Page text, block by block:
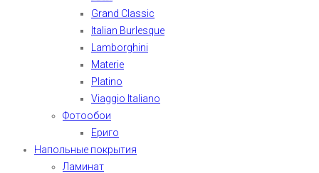
Grand Classic
Italian Burlesque
Lamborghini
Materie
Platino
Viaggio Italiano
Фотообои
Ериго
Напольные покрытия
Ламинат